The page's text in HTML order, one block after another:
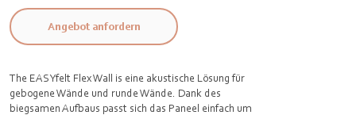
Angebot anfordern
The EASYfelt Flex Wall is eine akustische Lösung für
gebogene Wände und runde Wände. Dank des
biegsamen Aufbaus passt sich das Paneel einfach um